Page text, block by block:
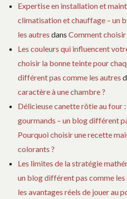
Expertise en installation et
climatisation et chauffage – un
les autres dans Comment choisir
Les couleurs qui influencent
choisir la bonne teinte pour
différent pas comme les autres
caractère à une chambre ?
Délicieuse canette rôtie au four
gourmands – un blog différent
Pourquoi choisir une recette
colorants ?
Les limites de la stratégie
un blog différent pas comme les
les avantages réels de jouer au